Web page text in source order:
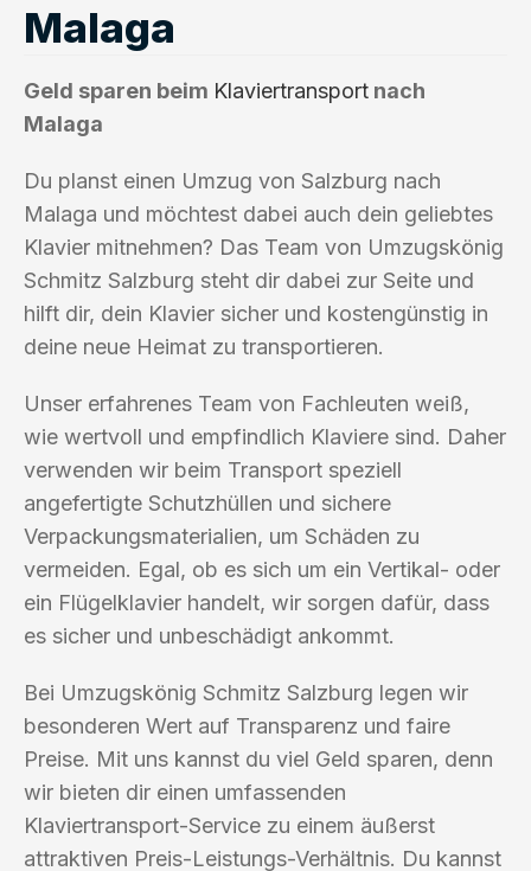
Malaga
Geld sparen beim Klaviertransport nach
Malaga
Du planst einen Umzug von Salzburg nach
Malaga und möchtest dabei auch dein geliebtes
Klavier mitnehmen? Das Team von Umzugskönig
Schmitz Salzburg steht dir dabei zur Seite und
hilft dir, dein Klavier sicher und kostengünstig in
deine neue Heimat zu transportieren.
Unser erfahrenes Team von Fachleuten weiß,
wie wertvoll und empfindlich Klaviere sind. Daher
verwenden wir beim Transport speziell
angefertigte Schutzhüllen und sichere
Verpackungsmaterialien, um Schäden zu
vermeiden. Egal, ob es sich um ein Vertikal- oder
ein Flügelklavier handelt, wir sorgen dafür, dass
es sicher und unbeschädigt ankommt.
Bei Umzugskönig Schmitz Salzburg legen wir
besonderen Wert auf Transparenz und faire
Preise. Mit uns kannst du viel Geld sparen, denn
wir bieten dir einen umfassenden
Klaviertransport-Service zu einem äußerst
attraktiven Preis-Leistungs-Verhältnis. Du kannst